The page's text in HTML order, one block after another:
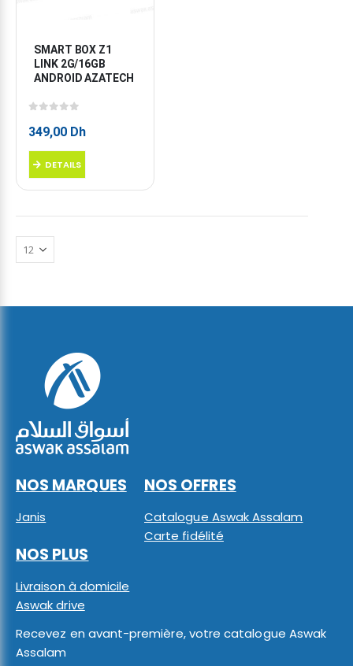
SMART BOX Z1
LINK 2G/16GB
ANDROID AZATECH
349,00 Dh
DETAILS
NOS MARQUES
Janis
NOS OFFRES
Catalogue Aswak Assalam
Carte fidélité
NOS PLUS
Livraison à domicile
Aswak drive
Recevez en avant-première, votre catalogue Aswak
Assalam